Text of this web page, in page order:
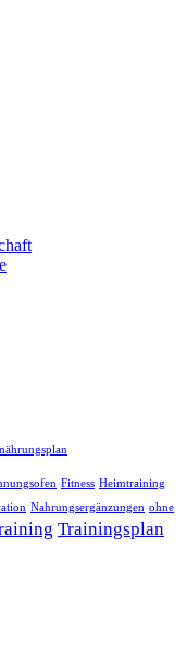
Fitness Heimtraining
Nahrungsergänzungen ohne
Trainingsplan